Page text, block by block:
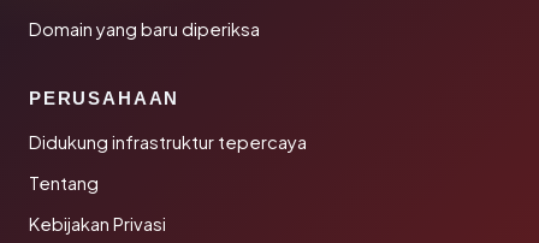
Domain yang baru diperiksa
PERUSAHAAN
Didukung infrastruktur tepercaya
Tentang
Kebijakan Privasi